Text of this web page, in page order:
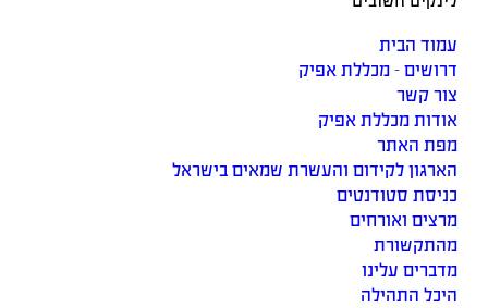
עמוד הבית
דרושים - מכללת אפיק
צור קשר
אודות מכללת אפיק
מפת האתר
הארגון לקידום והעשרת שמאים בישראל
כניסת סטודנטים
מרצים ואורחים
מהתקשורת
מדברים עלינו
היכל התהילה